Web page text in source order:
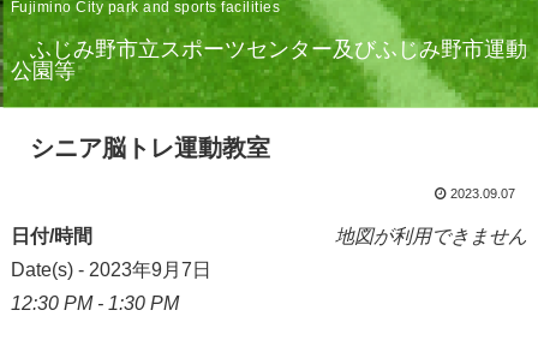
Fujimino City park and sports facilities
ふじみ野市立スポーツセンター及びふじみ野市運動
公園等
シニア脳トレ運動教室
2023.09.07
地図が利用できません
日付/時間
Date(s) - 2023年9月7日
12:30 PM - 1:30 PM